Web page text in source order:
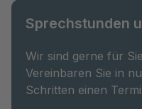
Sprechstunden
Wir sind gerne für
Vereinbaren Sie in
Schritten einen